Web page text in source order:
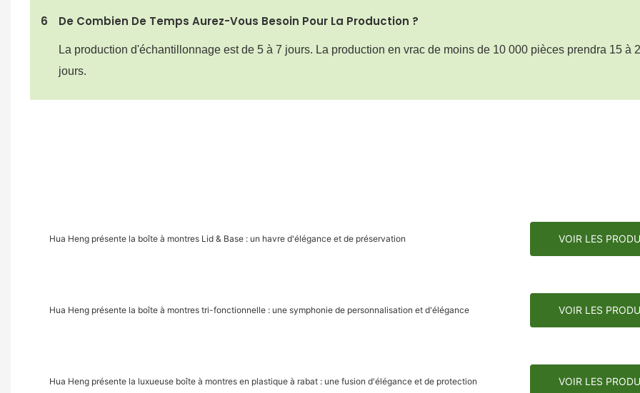
6 De Combien De Temps Aurez-Vous Besoin Pour La Production ?
La production d'échantillonnage est de 5 à 7 jours. La production en vrac de moins de 10 000 pièces prendra 15 à
jours.
Hua Heng présente la boîte à montres Lid & Base : un havre d'élégance et de préservation VOIR LES
Hua Heng présente la boîte à montres tri-fonctionnelle : une symphonie de personnalisation et d'élégance VOIR LES
Hua Heng présente la luxueuse boîte à montres en plastique à rabat : une fusion d'élégance et de protection VOIR LES